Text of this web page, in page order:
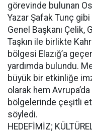
görevinde bulunan
Yazar Şafak Tunç
Genel Başkanı Çelik,
Taşkın ile birlikte
bölgesi Elazığ’a
yardımda bulundu.
büyük bir etkinliğe
olarak hem
bölgelerinde çeşitli
söyledi.
HEDEFİMİZ;